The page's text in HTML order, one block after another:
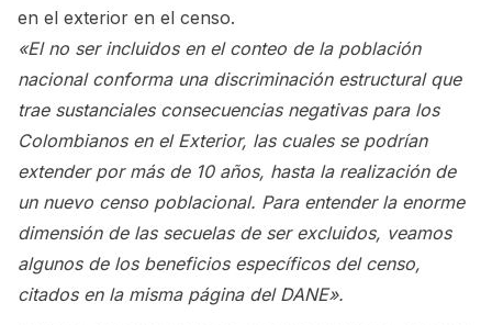
en el exterior en el censo.
«El no ser incluidos en el conteo de la población
nacional conforma una discriminación estructural que
trae sustanciales consecuencias negativas para los
Colombianos en el Exterior, las cuales se podrían
extender por más de 10 años, hasta la realización de
un nuevo censo poblacional. Para entender la enorme
dimensión de las secuelas de ser excluidos, veamos
algunos de los beneficios específicos del censo,
citados en la misma página del DANE».